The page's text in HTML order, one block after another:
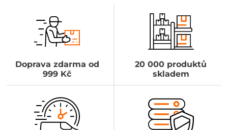
Doprava zdarma od
999 Kč
20 000 produktů
skladem